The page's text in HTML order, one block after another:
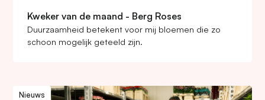
Kweker van de maand - Berg Roses
Duurzaamheid betekent voor mij bloemen die zo
schoon mogelijk geteeld zijn.
Nieuws